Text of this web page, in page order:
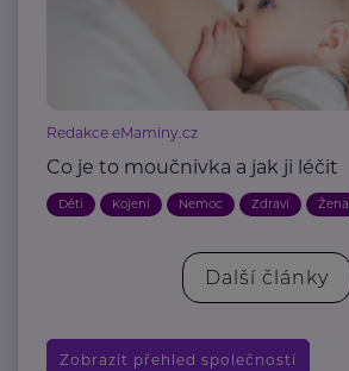
Redakce eMaminy.cz
Co je to moučnivka a jak ji léčit
Děti Kojení Nemoc Zdraví Žena
Další články
Zobrazit přehled společností